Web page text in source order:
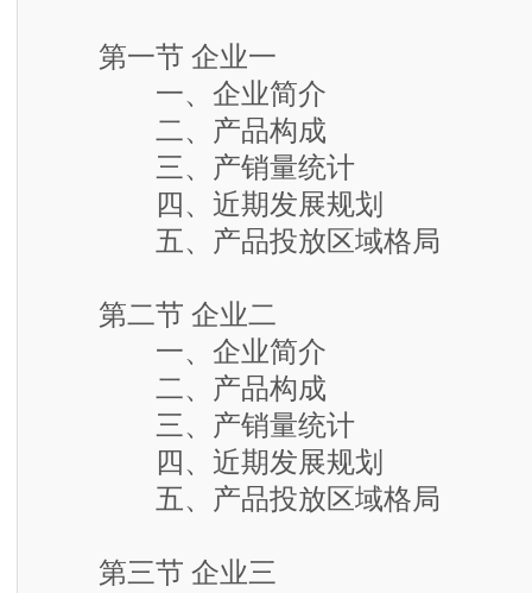
第一节 企业一
一、企业简介
二、产品构成
三、产销量统计
四、近期发展规划
五、产品投放区域格局
第二节 企业二
一、企业简介
二、产品构成
三、产销量统计
四、近期发展规划
五、产品投放区域格局
第三节 企业三